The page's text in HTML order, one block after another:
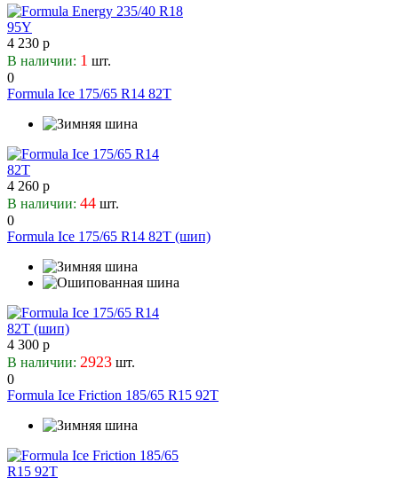
4 230 р
В наличии: 1 шт.
0
Formula Ice 175/65 R14 82T
4 260 р
В наличии: 44 шт.
0
Formula Ice 175/65 R14 82T (шип)
4 300 р
В наличии: 2923 шт.
0
Formula Ice Friction 185/65 R15 92T